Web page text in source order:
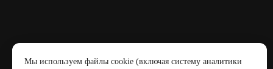
Мы используем файлы cookie (включая систему аналитики